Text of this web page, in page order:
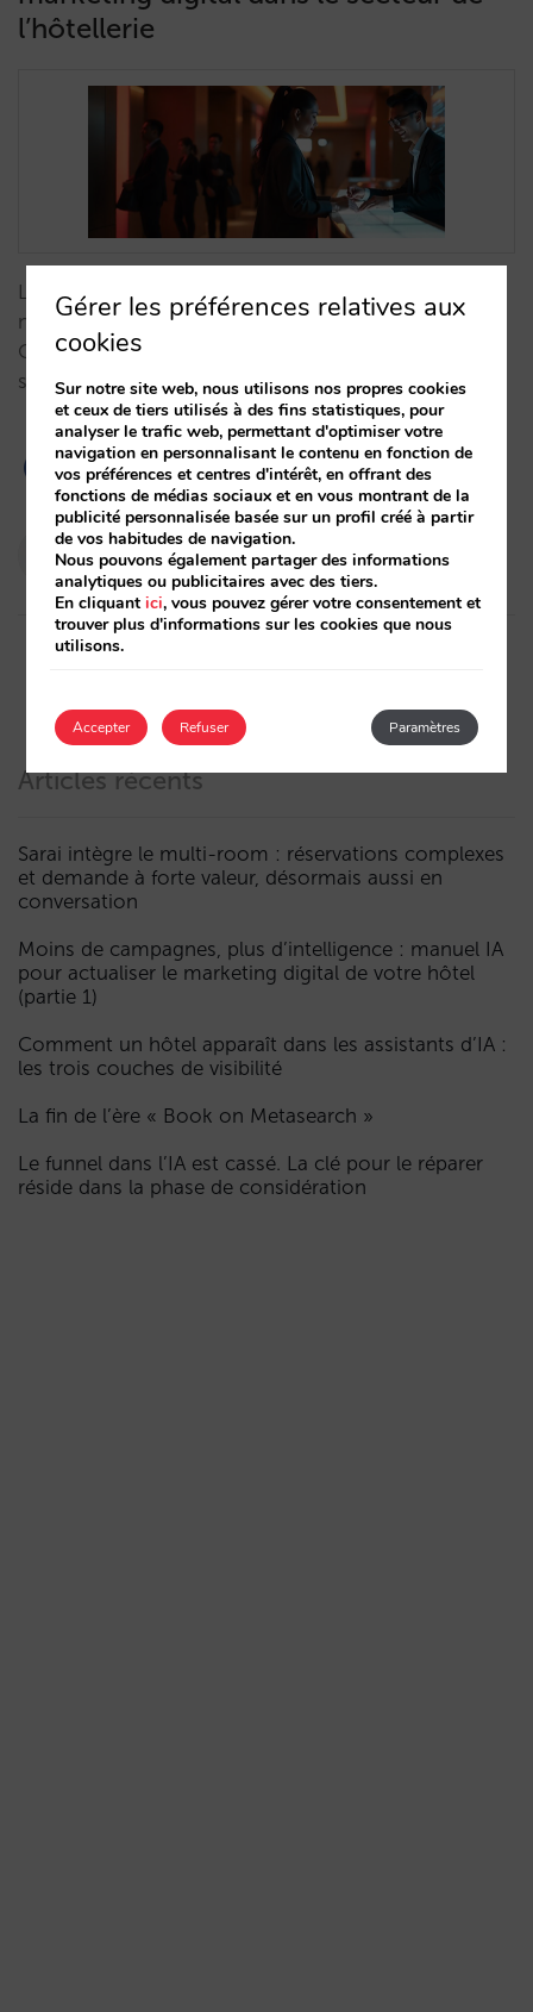
l’hôtellerie
L'IA révolutionne le marketing hôtelier, offrant de
nouvelles opportunités et défiant la domination des
OTA comme Google, Booking et Expedia, qui
s'adaptent déjà au changement.…
Pablo Delgado
16/01/2025
Articles récents
Sarai intègre le multi-room : réservations complexes
et demande à forte valeur, désormais aussi en
conversation
Moins de campagnes, plus d’intelligence : manuel IA
pour actualiser le marketing digital de votre hôtel
(partie 1)
Comment un hôtel apparaît dans les assistants d’IA :
les trois couches de visibilité
La fin de l’ère « Book on Metasearch »
Le funnel dans l’IA est cassé. La clé pour le réparer
réside dans la phase de considération
Gérer les préférences relatives aux
cookies
Sur notre site web, nous utilisons nos propres cookies
et ceux de tiers utilisés à des fins statistiques, pour
analyser le trafic web, permettant d'optimiser votre
navigation en personnalisant le contenu en fonction de
vos préférences et centres d'intérêt, en offrant des
fonctions de médias sociaux et en vous montrant de la
publicité personnalisée basée sur un profil créé à partir
de vos habitudes de navigation.
Nous pouvons également partager des informations
analytiques ou publicitaires avec des tiers.
En cliquantici, vous pouvez gérer votre consentement et
trouver plus d'informations sur les cookies que nous
utilisons.
Accepter Paramètres
Refuser